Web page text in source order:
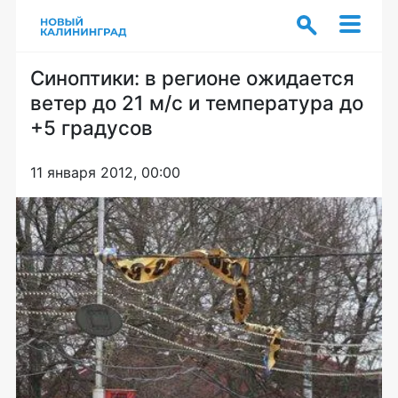
Синоптики: в регионе ожидается
ветер до 21 м/с и температура до
+5 градусов
11 января 2012, 00:00